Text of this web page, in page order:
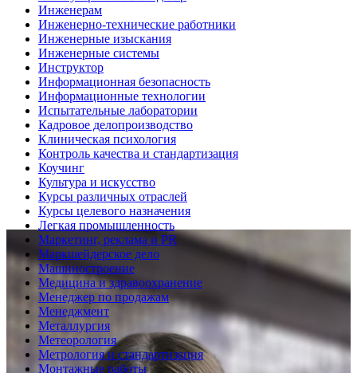
Инженерам
Инженерно-технические работники
Инженерные изыскания
Инженерные системы
Инструктор
Информационная безопасность
Информационные технологии
Испытательные лаборатории
Кадровое делопроизводство
Клиническая психология
Контроль качества и стандартизация
Коучинг
Культура и искусство
Курсы различных отраслей
Курсы целевого назначения
Легкая промышленность
Маркетинг, реклама и PR
Маркшейдерское дело
Машиностроение
Медицина и здравоохранение
Менеджер по продажам
Менеджмент
Металлургия
Метеорология
Метрология и стандартизация
Монтажные работы